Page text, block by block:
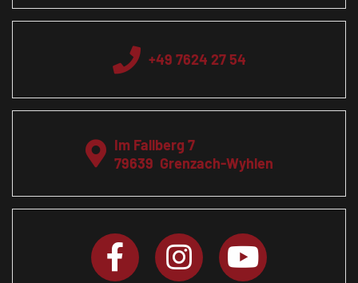
+49 7624 27 54
Im Fallberg 7
79639 Grenzach-Wyhlen